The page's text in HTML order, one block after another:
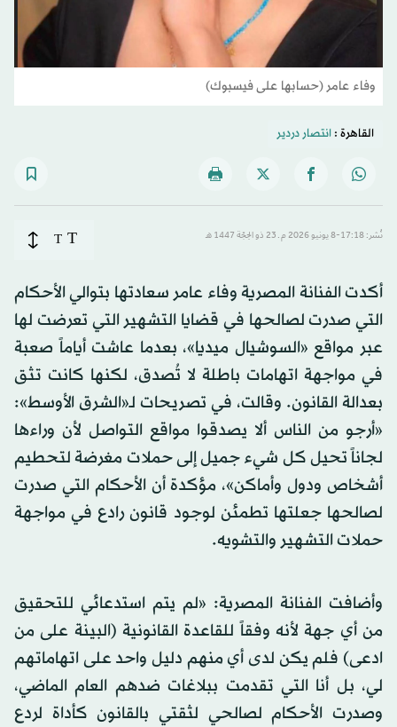
وفاء عامر (حسابها على فيسبوك)
القاهرة :انتصار دردير
نُشر: 17:18-8 يونيو 2026 م ـ 23 ذو الحِجّة 1447 هـ T
T
أكدت الفنانة المصرية وفاء عامر سعادتها بتوالي الأحكام
التي صدرت لصالحها في قضايا التشهير التي تعرضت لها
عبر مواقع «السوشيال ميديا»، بعدما عاشت أياماً صعبة
في مواجهة اتهامات باطلة لا تُصدق، لكنها كانت تثق
بعدالة القانون. وقالت، في تصريحات لـ«الشرق الأوسط»:
«أرجو من الناس ألا يصدقوا مواقع التواصل لأن وراءها
لجاناً تحيل كل شيء جميل إلى حملات مغرضة لتحطيم
أشخاص ودول وأماكن»، مؤكدة أن الأحكام التي صدرت
لصالحها جعلتها تطمئن لوجود قانون رادع في مواجهة
حملات التشهير والتشويه.
وأضافت الفنانة المصرية: «لم يتم استدعائي للتحقيق
من أي جهة لأنه وفقاً للقاعدة القانونية (البينة على من
ادعى) فلم يكن لدى أي منهم دليل واحد على اتهاماتهم
لي، بل أنا التي تقدمت ببلاغات ضدهم العام الماضي،
وصدرت الأحكام لصالحي لثقتي بالقانون كأداة لردع